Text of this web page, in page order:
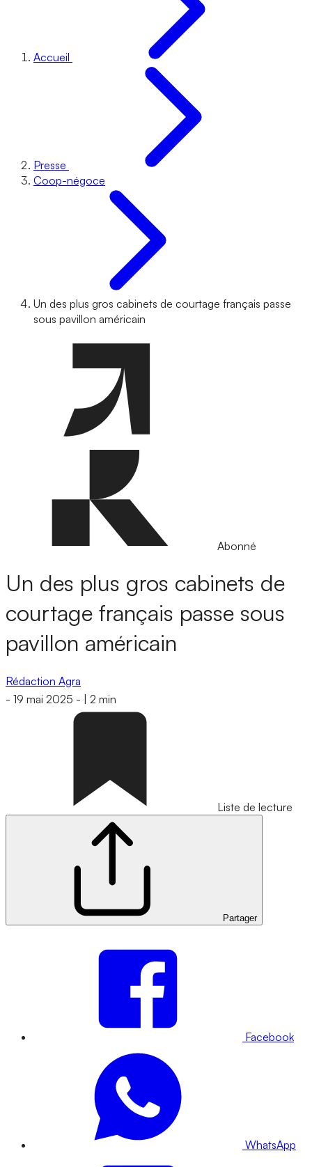
Accueil
Presse
Coop-négoce
Un des plus gros cabinets de courtage français passe
sous pavillon américain
Abonné
Un des plus gros cabinets de
courtage français passe sous
pavillon américain
Rédaction Agra
- 19 mai 2025 - 2 min
Liste de lecture
Partager
Facebook
WhatsApp